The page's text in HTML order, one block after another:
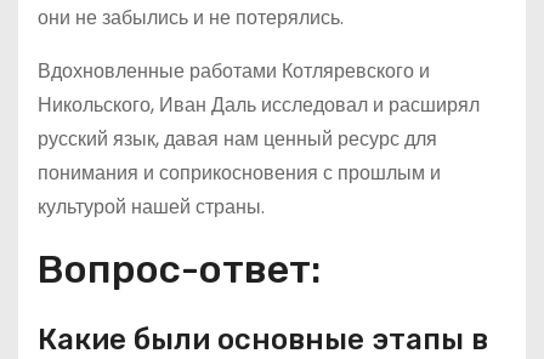
они не забылись и не потерялись.
Вдохновленные работами Котляревского и
Никольского, Иван Даль исследовал и расширял
русский язык, давая нам ценный ресурс для
понимания и соприкосновения с прошлым и
культурой нашей страны.
Вопрос-ответ:
Какие были основные этапы в